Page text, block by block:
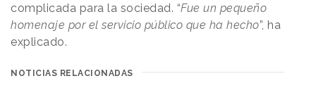
complicada para la sociedad. “Fue un pequeño
homenaje por el servicio público que ha hecho”, ha
explicado.
NOTICIAS RELACIONADAS